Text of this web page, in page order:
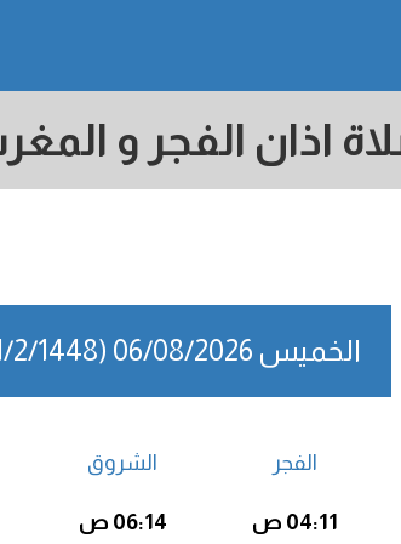
الخميس 06/08/2026 (21/2/1448هـ)
الفجر
04:11 ص
الشروق
06:14 ص